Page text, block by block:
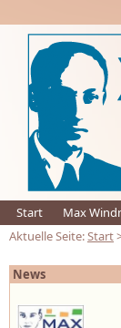
News
Start Max
Aktuelle Seite:Start